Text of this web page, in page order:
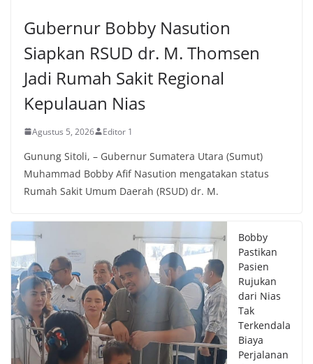
Gubernur Bobby Nasution
Siapkan RSUD dr. M. Thomsen
Jadi Rumah Sakit Regional
Kepulauan Nias
Agustus 5, 2026 Editor 1
Gunung Sitoli, – Gubernur Sumatera Utara (Sumut)
Muhammad Bobby Afif Nasution mengatakan status
Rumah Sakit Umum Daerah (RSUD) dr. M.
Bobby
Pastikan
Pasien
Rujukan
dari Nias
Tak
Terkendala
Biaya
Perjalanan